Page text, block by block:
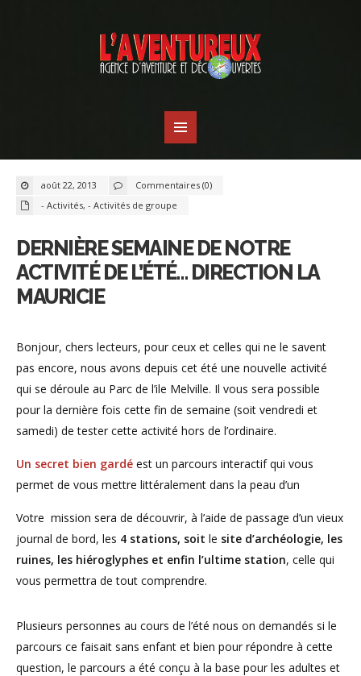
août 22, 2013
Commentaires (0)
- Activités, - Activités de groupe
DERNIÈRE SEMAINE DE NOTRE
ACTIVITÉ DE L’ÉTÉ… DIRECTION LA
MAURICIE
Bonjour, chers lecteurs, pour ceux et celles qui ne le savent
pas encore, nous avons depuis cet été une nouvelle activité
qui se déroule au Parc de l’ile Melville. Il vous sera possible
pour la dernière fois cette fin de semaine (soit vendredi et
samedi) de tester cette activité hors de l’ordinaire.
Un secret bien gardé est un parcours interactif qui vous
permet de vous mettre littéralement dans la peau d’un
Votre mission sera de découvrir, à l’aide de passage d’un vieux
journal de bord, les 4 stations, soit le site d’archéologie, les
ruines, les hiéroglyphes et enfin l’ultime station, celle qui
vous permettra de tout comprendre.
Plusieurs personnes au cours de l’été nous on demandés si le
parcours ce faisait sans enfant et bien pour répondre à cette
question, le parcours a été conçu à la base pour les adultes et